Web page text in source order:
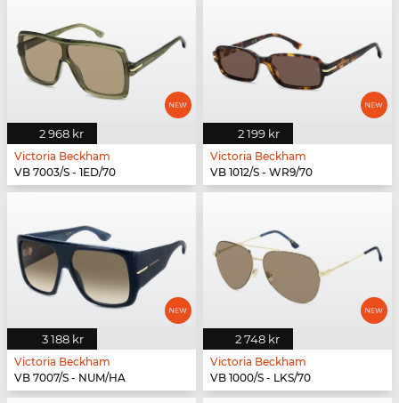
2 968 kr
Victoria Beckham
VB 7003/S - 1ED/70
2 199 kr
Victoria Beckham
VB 1012/S - WR9/70
3 188 kr
Victoria Beckham
VB 7007/S - NUM/HA
2 748 kr
Victoria Beckham
VB 1000/S - LKS/70